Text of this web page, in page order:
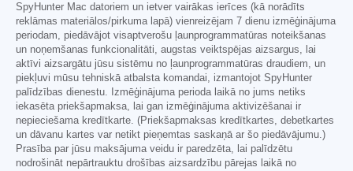
SpyHunter Mac datoriem un ietver vairākas ierīces (kā norādīts
reklāmas materiālos/pirkuma lapā) vienreizējam 7 dienu izmēģinājuma
periodam, piedāvājot visaptverošu ļaunprogrammatūras noteikšanas
un noņemšanas funkcionalitāti, augstas veiktspējas aizsargus, lai
aktīvi aizsargātu jūsu sistēmu no ļaunprogrammatūras draudiem, un
piekļuvi mūsu tehniskā atbalsta komandai, izmantojot SpyHunter
palīdzības dienestu. Izmēģinājuma perioda laikā no jums netiks
iekasēta priekšapmaksa, lai gan izmēģinājuma aktivizēšanai ir
nepieciešama kredītkarte. (Priekšapmaksas kredītkartes, debetkartes
un dāvanu kartes var netikt pieņemtas saskaņā ar šo piedāvājumu.)
Prasība par jūsu maksājuma veidu ir paredzēta, lai palīdzētu
nodrošināt nepārtrauktu drošības aizsardzību pārejas laikā no